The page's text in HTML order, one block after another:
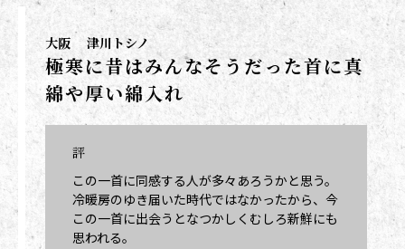
大阪 津川トシノ
極寒に昔はみんなそうだった首に真
綿や厚い綿入れ
評
この一首に同感する人が多々あろうかと思う。
冷暖房のゆき届いた時代ではなかったから、今
この一首に出会うとなつかしくむしろ新鮮にも
思われる。